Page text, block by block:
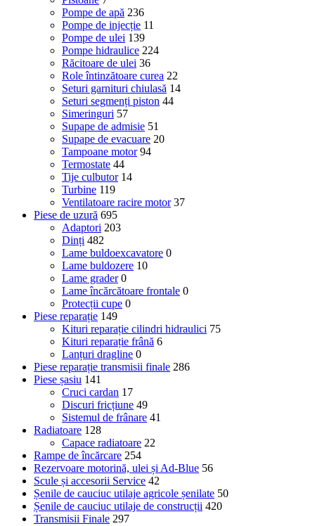
Pompe de apă 236
Pompe de injecție 11
Pompe de ulei 139
Pompe hidraulice 224
Răcitoare de ulei 36
Role întinzătoare curea 22
Seturi garnituri chiulasă 14
Seturi segmenți piston 44
Simeringuri 57
Supape de admisie 51
Supape de evacuare 20
Tampoane motor 94
Termostate 44
Tije culbutor 14
Turbine 119
Ventilatoare racire motor 37
Piese de uzură 695
Adaptori 203
Dinți 482
Lame buldoexcavatore 0
Lame buldozere 10
Lame grader 0
Lame încărcătoare frontale 0
Protecții cupe 0
Piese reparație 149
Kituri reparație cilindri hidraulici 75
Kituri reparație frână 6
Lanțuri dragline 0
Piese reparație transmisii finale 286
Piese șasiu 141
Cruci cardan 17
Discuri fricțiune 49
Sistemul de frânare 41
Radiatoare 128
Capace radiatoare 22
Rampe de încărcare 254
Rezervoare motorină, ulei și Ad-Blue 56
Scule și accesorii Service 42
Șenile de cauciuc utilaje agricole șenilate 50
Șenile de cauciuc utilaje de construcții 420
Transmisii Finale 297